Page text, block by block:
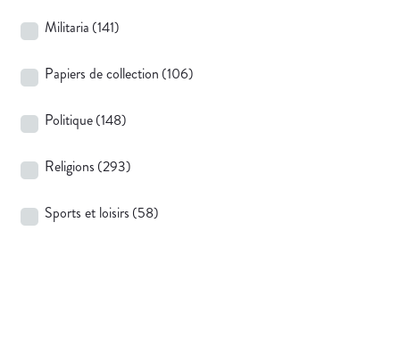
Militaria (141)
Papiers de collection (106)
Politique(148)
Religions (293)
Sports et loisirs (58)